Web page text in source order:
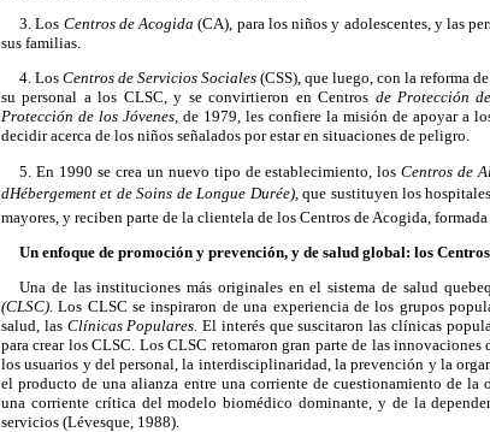
3. Los Centros de Acogida (CA), para los niños y adolescentes, y las
sus familias.
4. Los Centros de Servicios Sociales (CSS), que luego, con la reforma
su personal a los CLSC, y se convirtieron en Centros de Protección
Protección de los Jóvenes, de 1979, les confiere la misión de apoyar a
decidir acerca de los niños señalados por estar en situaciones de peligro.
5. En 1990 se crea un nuevo tipo de establecimiento, losCentros de
dHébergement et de Soins de Longue Durée),que sustituyen los
mayores, y reciben parte de la clientela de los Centros de Acogida, formada
Un enfoque de promoción y prevención, y de salud global: los
Una de las instituciones más originales en el sistema de salud
(CLSC). Los CLSC se inspiraron de una experiencia de los grupos
salud, las Clínicas Populares.El interés que suscitaron las clínicas
para crear los CLSC. Los CLSC retomaron gran parte de las
los usuarios y del personal, la interdisciplinaridad, la prevención y la
el producto de una alianza entre una corriente de cuestionamiento de
una corriente crítica del modelo biomédico dominante, y de la
servicios (Lévesque, 1988).